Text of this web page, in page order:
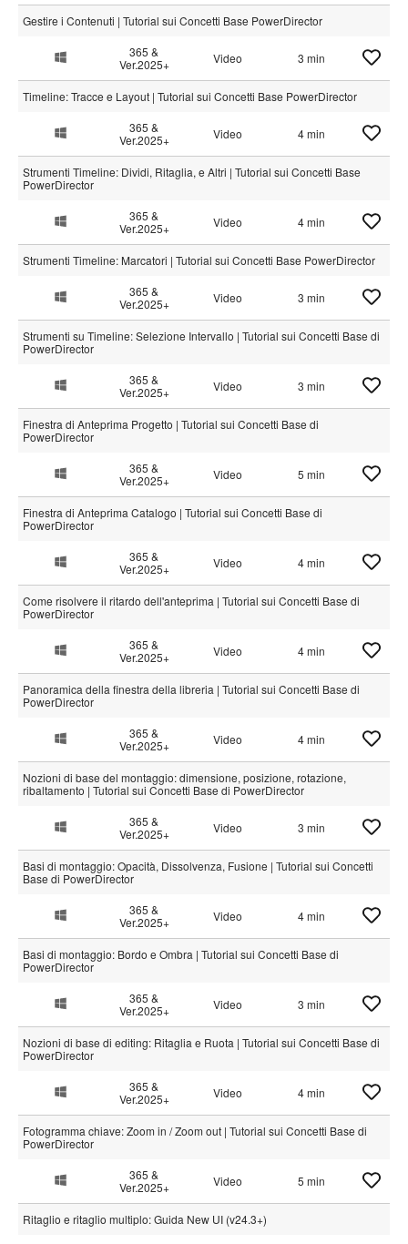
Gestire i Contenuti | Tutorial sui Concetti Base PowerDirector
365 &
Ver.2025+
Video 3 min
Timeline: Tracce e Layout | Tutorial sui Concetti Base PowerDirector
365 &
Ver.2025+
Video 4 min
Strumenti Timeline: Dividi, Ritaglia, e Altri | Tutorial sui Concetti Base
PowerDirector
365 &
Ver.2025+
Video 4 min
Strumenti Timeline: Marcatori | Tutorial sui Concetti Base PowerDirector
365 &
Ver.2025+
Video 3 min
Strumenti su Timeline: Selezione Intervallo | Tutorial sui Concetti Base di
PowerDirector
365 &
Ver.2025+
Video 3 min
Finestra di Anteprima Progetto | Tutorial sui Concetti Base di
PowerDirector
365 &
Ver.2025+
Video 5 min
Finestra di Anteprima Catalogo | Tutorial sui Concetti Base di
PowerDirector
365 &
Ver.2025+
Video 4 min
Come risolvere il ritardo dell'anteprima | Tutorial sui Concetti Base di
PowerDirector
365 &
Ver.2025+
Video 4 min
Panoramica della finestra della libreria | Tutorial sui Concetti Base di
PowerDirector
365 &
Ver.2025+
Video 4 min
Nozioni di base del montaggio: dimensione, posizione, rotazione,
ribaltamento | Tutorial sui Concetti Base di PowerDirector
365 &
Ver.2025+
Video 3 min
Basi di montaggio: Opacità, Dissolvenza, Fusione | Tutorial sui Concetti
Base di PowerDirector
365 &
Ver.2025+
Video 4 min
Basi di montaggio: Bordo e Ombra | Tutorial sui Concetti Base di
PowerDirector
365 &
Ver.2025+
Video 3 min
Nozioni di base di editing: Ritaglia e Ruota | Tutorial sui Concetti Base di
PowerDirector
365 &
Ver.2025+
Video 4 min
Fotogramma chiave: Zoom in / Zoom out | Tutorial sui Concetti Base di
PowerDirector
365 &
Ver.2025+
Video 5 min
Ritaglio e ritaglio multiplo: Guida New UI (v24.3+)